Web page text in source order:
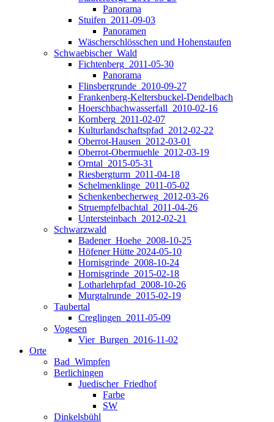
Panorama
Stuifen_2011-09-03
Panoramen
Wäscherschlösschen und Hohenstaufen
Schwaebischer_Wald
Fichtenberg_2011-05-30
Panorama
Flinsbergrunde_2010-09-27
Frankenberg-Keltersbuckel-Dendelbach
Hoerschbachwasserfall_2010-02-16
Kornberg_2011-02-07
Kulturlandschaftspfad_2012-02-22
Oberrot-Hausen_2012-03-01
Oberrot-Obermuehle_2012-03-19
Orntal_2015-05-31
Riesbergturm_2011-04-18
Schelmenklinge_2011-05-02
Schenkenbecherweg_2012-03-26
Struempfelbachtal_2011-04-26
Untersteinbach_2012-02-21
Schwarzwald
Badener_Hoehe_2008-10-25
Höfener Hütte 2024-05-10
Hornisgrinde_2008-10-24
Hornisgrinde_2015-02-18
Lotharlehrpfad_2008-10-26
Murgtalrunde_2015-02-19
Taubertal
Creglingen_2011-05-09
Vogesen
Vier_Burgen_2016-11-02
Orte
Bad_Wimpfen
Berlichingen
Juedischer_Friedhof
Farbe
SW
Dinkelsbühl